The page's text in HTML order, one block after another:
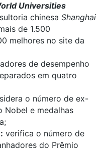
Universities
chinesa Shanghai
de 1.500
melhores no site da
de desempenho
em quatro
o número de ex-
Nobel e medalhas
verifica o número de
do Prêmio